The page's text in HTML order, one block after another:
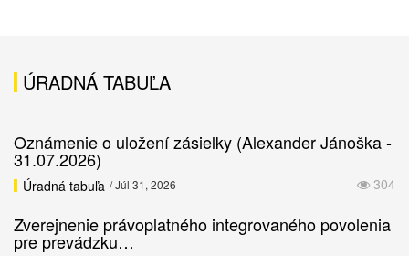
ÚRADNÁ TABUĽA
Oznámenie o uložení zásielky (Alexander Jánoška -
31.07.2026)
304
Úradná tabuľa / Júl 31, 2026
Zverejnenie právoplatného integrovaného povolenia
pre prevádzku…